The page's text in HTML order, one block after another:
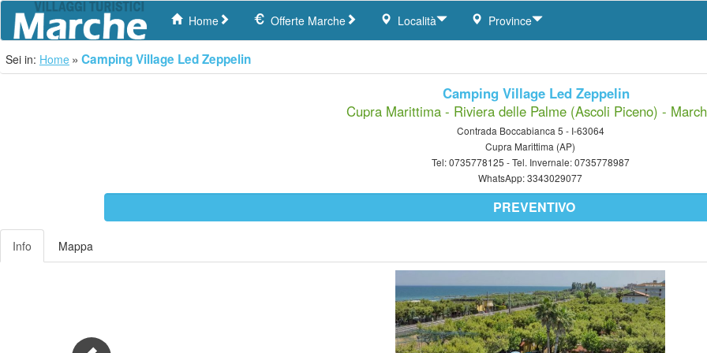
Home Offerte Marche Località Province
Sei in: Home Camping Village Led Zeppelin
Camping Village Led Zeppelin
Cupra Marittima - Riviera delle Palme (Ascoli Piceno) -
Contrada Boccabianca 5 - I-63064
Cupra Marittima (AP)
Tel:0735778125 - Tel. Invernale:0735778987
WhatsApp:3343029077
PREVENTIVO
Info Mappa